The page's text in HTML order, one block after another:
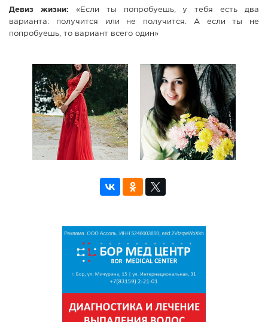
Девиз жизни: «Если ты попробуешь, у тебя есть два
варианта: получится или не получится. А если ты не
попробуешь, то вариант всего один»